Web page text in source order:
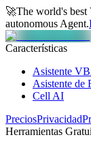
🚀The world's
autonomous Agent.
Características
Asistente
Asistente de
Cell AI
PreciosPrivacidad
Herramientas